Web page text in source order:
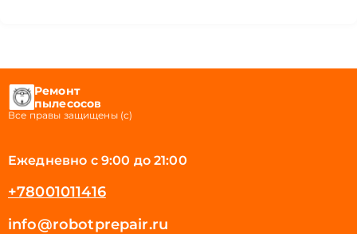
Ремонт
пылесосов
Все правы защищены (с)
Ежедневно с 9:00 до 21:00
+78001011416
info@robotprepair.ru